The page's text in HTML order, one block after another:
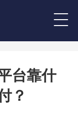
台靠什
？